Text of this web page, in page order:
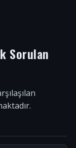
Sorulan